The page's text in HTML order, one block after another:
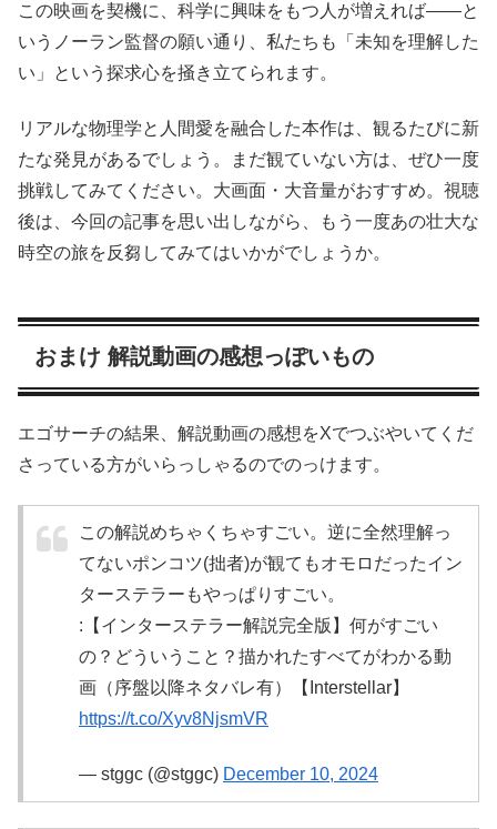
この映画を契機に、科学に興味をもつ人が増えれば――と
いうノーラン監督の願い通り、私たちも「未知を理解した
い」という探求心を掻き立てられます。
リアルな物理学と人間愛を融合した本作は、観るたびに新
たな発見があるでしょう。まだ観ていない方は、ぜひ一度
挑戦してみてください。大画面・大音量がおすすめ。視聴
後は、今回の記事を思い出しながら、もう一度あの壮大な
時空の旅を反芻してみてはいかがでしょうか。
おまけ 解説動画の感想っぽいもの
エゴサーチの結果、解説動画の感想をXでつぶやいてくだ
さっている方がいらっしゃるのでのっけます。
この解説めちゃくちゃすごい。逆に全然理解っ
てないポンコツ(拙者)が観てもオモロだったイン
ターステラーもやっぱりすごい。
:【インターステラー解説完全版】何がすごい
の？どういうこと？描かれたすべてがわかる動
画（序盤以降ネタバレ有）【Interstellar】
https://t.co/Xyv8NjsmVR
— stggc (@stggc) December 10, 2024